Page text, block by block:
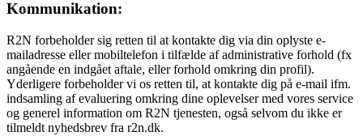
Kommunikation:
R2N forbeholder sig retten til at kontakte dig via din oplyste e-
mailadresse eller mobiltelefon i tilfælde af administrative forhold (fx
angående en indgået aftale, eller forhold omkring din profil).
Yderligere forbeholder vi os retten til, at kontakte dig på e-mail ifm.
indsamling af evaluering omkring dine oplevelser med vores service
og generel information om R2N tjenesten, også selvom du ikke er
tilmeldt nyhedsbrev fra r2n.dk.